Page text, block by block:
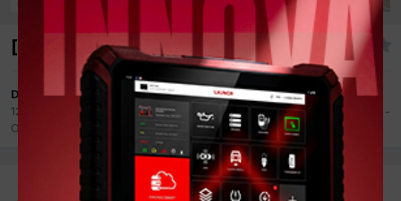
[alldata] informazioni
Da thaurus
12 Giugno 2015
Diagnosi Auto - Diagnostica Remota - Database -
Oscilloscopio
thaurus